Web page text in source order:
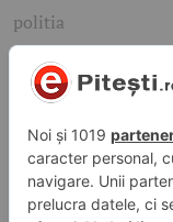
politia
mioveni
Caută rapid
Găsește cele mai
interes din orașul
informațiile de care